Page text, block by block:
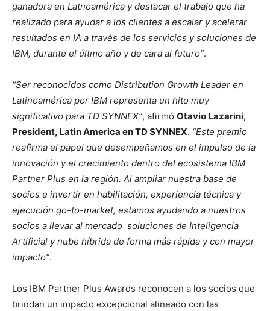
ganadora en Latnoamérica y destacar el trabajo que ha
realizado para ayudar a los clientes a escalar y acelerar
resultados en IA a través de los servicios y soluciones de
IBM, durante el últmo año y de cara al futuro”.
“Ser reconocidos como Distribution Growth Leader en
Latinoamérica por IBM representa un hito muy
significativo para TD SYNNEX”, afirmó Otavio Lazarini,
President, Latin America en TD SYNNEX. “Este premio
reafirma el papel que desempeñamos en el impulso de la
innovación y el crecimiento dentro del ecosistema IBM
Partner Plus en la región. Al ampliar nuestra base de
socios e invertir en habilitación, experiencia técnica y
ejecución go-to-market, estamos ayudando a nuestros
socios a llevar al mercado soluciones de Inteligencia
Artificial y nube híbrida de forma más rápida y con mayor
impacto”.
Los IBM Partner Plus Awards reconocen a los socios que
brindan un impacto excepcional alineado con las